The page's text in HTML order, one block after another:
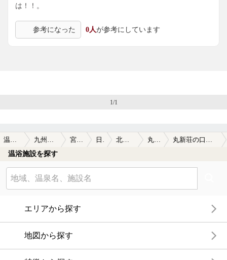
は！！。
参考になった 0人が参考にしています
1/1
丸新荘
温浴施設を探す
エリアから探す
地図から探す